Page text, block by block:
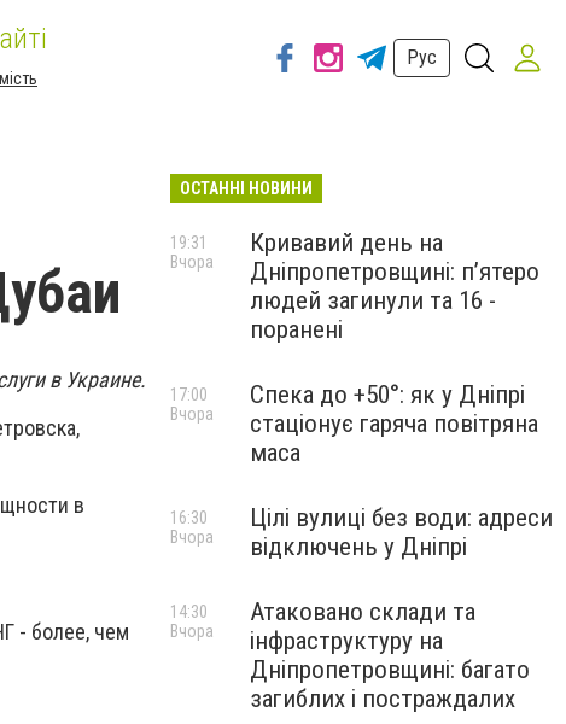
Рус
в Украине.
в
- более, чем
ОСТАННІ НОВИНИ
Кривавий день на
Дніпропетровщині: п’ятеро
людей загинули та 16 -
поранені
19:31
Вчора
Спека до +50°: як у Дніпрі
стаціонує гаряча повітряна
маса
17:00
Вчора
Цілі вулиці без води: адреси
відключень у Дніпрі
16:30
Вчора
Атаковано склади та
інфраструктуру на
Дніпропетровщині: багато
загиблих і постраждалих
14:30
Вчора